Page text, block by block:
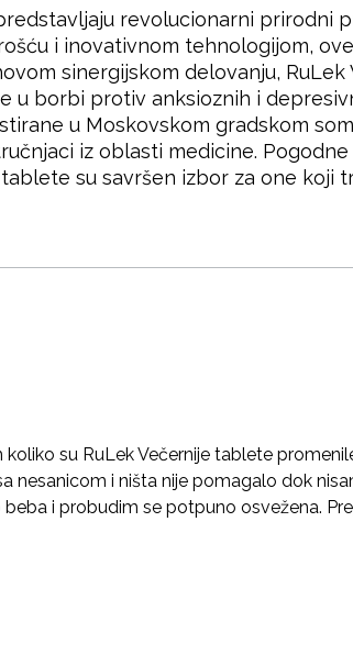
revolucionarni prirodni
i inovativnom tehnologijom,
sinergijskom delovanju,
u borbi protiv anksioznih i
u Moskovskom gradskom
iz oblasti medicine.
su savršen izbor za one
su RuLek Večernije tablete
nesanicom i ništa nije pomagalo dok
i probudim se potpuno osvežena.